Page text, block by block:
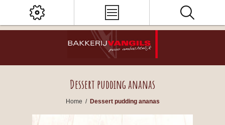
Dessert pudding ananas
Home / Dessert pudding ananas